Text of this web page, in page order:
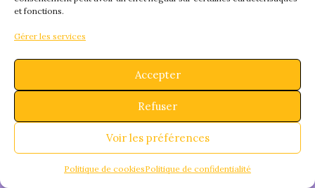
et fonctions.
Gérer les services
Accepter
Refuser
Voir les préférences
Politique de cookiesPolitique de confidentialité